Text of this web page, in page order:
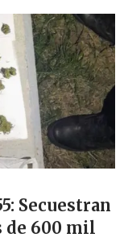
Secuestran
de 600 mil